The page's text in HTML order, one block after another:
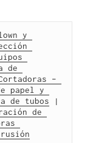
y
de
–
papel y
de tubos
de